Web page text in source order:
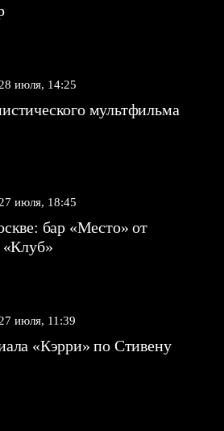
28 июля, 14:25
мультфильма
27 июля, 18:45
бар «Место» от
«Клуб»
27 июля, 11:39
«Кэрри» по Стивену